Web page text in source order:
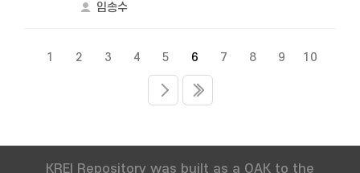
임송수
1 2 3 4 5 6 7 8 9 10
KREI Repository was built as a OAK to the